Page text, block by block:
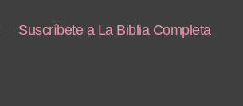
Suscríbete a La Biblia Completa